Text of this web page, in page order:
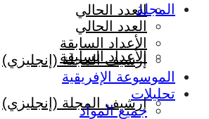
العدد الحالي
الأعداد السابقة
إرشيف المجلة (إنجليزي)
المجلة
العدد الحالي
الأعداد السابقة
إرشيف المجلة (إنجليزي)
الموسوعة الإفريقية
تحليلات
جميع المواد